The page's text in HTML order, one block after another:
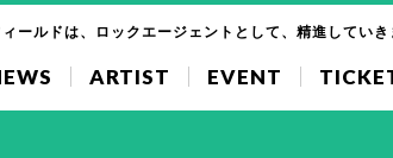
ールドは、ロックエージェントとして、精進していき
ARTIST EVENT